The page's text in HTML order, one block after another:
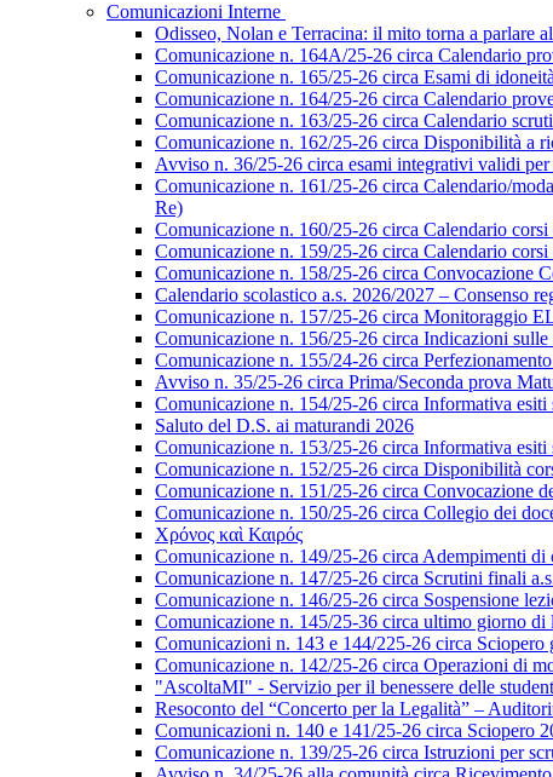
Comunicazioni Interne
Odisseo, Nolan e Terracina: il mito torna a parlare
Comunicazione n. 164A/25-26 circa Calendario
Comunicazione n. 165/25-26 circa Esami di
Comunicazione n. 164/25-26 circa Calendario
Comunicazione n. 163/25-26 circa Calendario
Comunicazione n. 162/25-26 circa Disponibilità a
Avviso n. 36/25-26 circa esami integrativi validi per
Comunicazione n. 161/25-26 circa Calendario/
Re)
Comunicazione n. 160/25-26 circa Calendario
Comunicazione n. 159/25-26 circa Calendario
Comunicazione n. 158/25-26 circa Convocazione
Calendario scolastico a.s. 2026/2027 – Consenso
Comunicazione n. 157/25-26 circa Monitoraggio
Comunicazione n. 156/25-26 circa Indicazioni
Comunicazione n. 155/24-26 circa
Avviso n. 35/25-26 circa Prima/Seconda prova
Comunicazione n. 154/25-26 circa Informativa
Saluto del D.S. ai maturandi 2026
Comunicazione n. 153/25-26 circa Informativa
Comunicazione n. 152/25-26 circa Disponibilità
Comunicazione n. 151/25-26 circa Convocazione
Comunicazione n. 150/25-26 circa Collegio dei
Χρόνος καὶ Καιρός
Comunicazione n. 149/25-26 circa Adempimenti
Comunicazione n. 147/25-26 circa Scrutini finali
Comunicazione n. 146/25-26 circa Sospensione
Comunicazione n. 145/25-36 circa ultimo giorno di
Comunicazioni n. 143 e 144/225-26 circa Sciopero
Comunicazione n. 142/25-26 circa Operazioni di
"AscoltaMI" - Servizio per il benessere delle
Resoconto del “Concerto per la Legalità” –
Comunicazioni n. 140 e 141/25-26 circa Sciopero
Comunicazione n. 139/25-26 circa Istruzioni per